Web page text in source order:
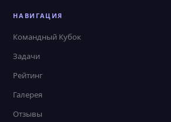
НАВИГАЦИЯ
Командный Кубок
Задачи
Рейтинг
Галерея
Отзывы